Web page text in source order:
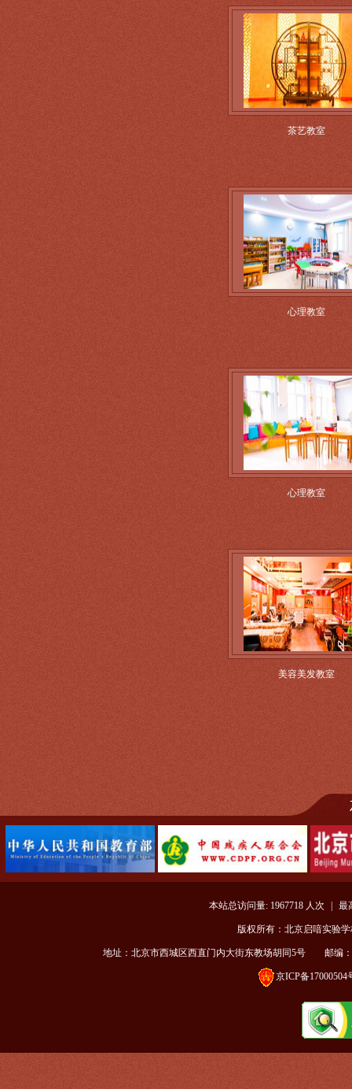
茶艺教室
心理教室
心理教室
美容美发教室
本站总访问量: 1967718 人次 最
版权所有：北京启喑实验
地址：北京市西城区西直门内大街东教场胡同5号 邮编：
京ICP备17000504